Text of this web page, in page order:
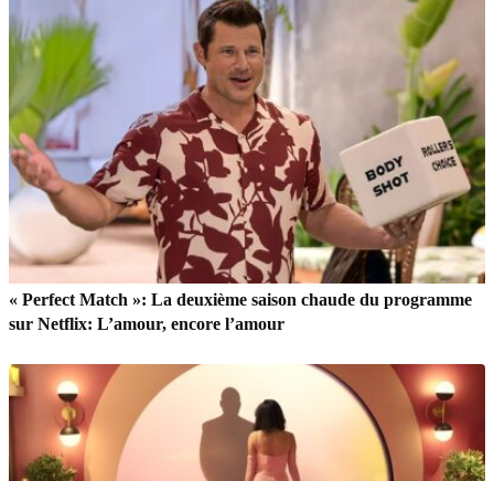
« Perfect Match »: La deuxième saison chaude du programme
sur Netflix: L’amour, encore l’amour